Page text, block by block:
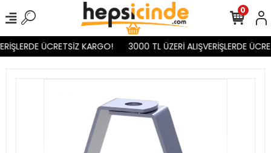
ÜCRETSİZ KARGO! 3000 TL ÜZERİ ALIŞVERİŞLERDE
0